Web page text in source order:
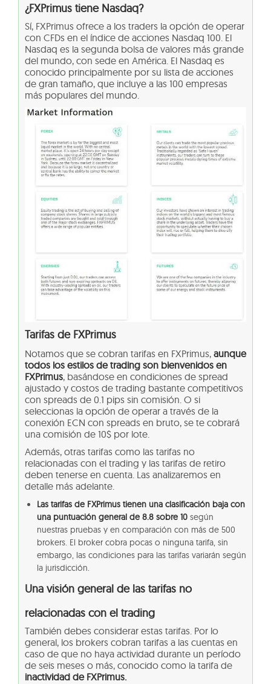
¿FXPrimus tiene Nasdaq?
Sí, FXPrimus ofrece a los traders la opción de operar
con CFDs en el índice de acciones Nasdaq 100. El
Nasdaq es la segunda bolsa de valores más grande
del mundo, con sede en América. El Nasdaq es
conocido principalmente por su lista de acciones
de gran tamaño, que incluye a las 100 empresas
más populares del mundo.
Tarifas de FXPrimus
Notamos que se cobran tarifas en FXPrimus, aunque
todos los estilos de trading son bienvenidos en
FXPrimus, basándose en condiciones de spread
ajustado y costos de trading bastante competitivos
con spreads de 0.1 pips sin comisión. O si
seleccionas la opción de operar a través de la
conexión ECN con spreads en bruto, se te cobrará
una comisión de 10$ por lote.
Además, otras tarifas como las tarifas no
relacionadas con el trading y las tarifas de retiro
deben tenerse en cuenta. Las analizaremos en
detalle más adelante.
Las tarifas de FXPrimus tienen una clasificación baja con
una puntuación general de 8.8 sobre 10 según
nuestras pruebas y en comparación con más de 500
brokers. El broker cobra pocas o ninguna tarifa, sin
embargo, las condiciones para las tarifas variarán según
la jurisdicción.
Una visión general de las tarifas no
relacionadas con el trading
También debes considerar estas tarifas. Por lo
general, los brokers cobran tarifas a las cuentas en
caso de que no haya actividad durante un período
de seis meses o más, conocido como la tarifa de
inactividad de FXPrimus.